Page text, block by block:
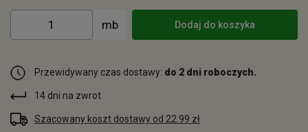
Dodaj do koszyka
Przewidywany czas dostawy: do 2 dni roboczych.
14 dni na zwrot
Szacowany koszt dostawy od 22.99 zł